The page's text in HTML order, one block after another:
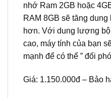
nhớ Ram 2GB hoặc
RAM 8GB sẽ tăng
hơn. Với dung lượng
cao, máy tính của bạn
mạnh để có thể ” đối
Giá: 1.150.000đ – Bảo